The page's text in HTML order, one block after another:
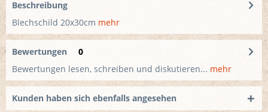
Beschreibung
Blechschild 20x30cm mehr
Bewertungen
0
Bewertungen lesen, schreiben und diskutieren... mehr
Kunden haben sich ebenfalls angesehen